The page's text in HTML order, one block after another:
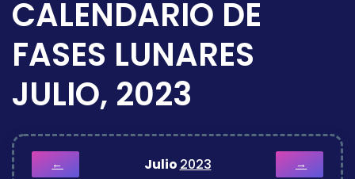
CALENDARIO DE
FASES LUNARES
JULIO, 2023
← Julio 2023 →